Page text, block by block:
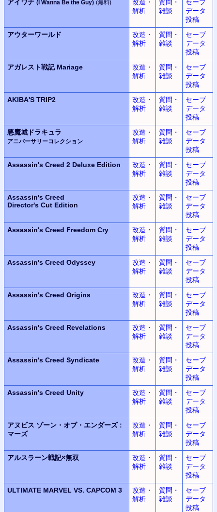
アイワナ (I Wanna Be the Guy) (無料)
改造・
解析
質問・
雑談
セーブ
データ
投稿
アウターワールド
改造・
解析
質問・
雑談
セーブ
データ
投稿
アガレスト戦記 Mariage
改造・
解析
質問・
雑談
セーブ
データ
投稿
AKIBA'S TRIP2
改造・
解析
質問・
雑談
セーブ
データ
投稿
悪魔城ドラキュラ
アニバーサリーコレクション
改造・
解析
質問・
雑談
セーブ
データ
投稿
Assassin's Creed 2 Deluxe Edition
改造・
解析
質問・
雑談
セーブ
データ
投稿
Assassin's Creed
Director's Cut Edition
改造・
解析
質問・
雑談
セーブ
データ
投稿
Assassin's Creed Freedom Cry
改造・
解析
質問・
雑談
セーブ
データ
投稿
Assassin's Creed Odyssey
改造・
解析
質問・
雑談
セーブ
データ
投稿
Assassin's Creed Origins
改造・
解析
質問・
雑談
セーブ
データ
投稿
Assassin's Creed Revelations
改造・
解析
質問・
雑談
セーブ
データ
投稿
Assassin's Creed Syndicate
改造・
解析
質問・
雑談
セーブ
データ
投稿
Assassin's Creed Unity
改造・
解析
質問・
雑談
セーブ
データ
投稿
アヌビス ゾーン・オブ・エンダーズ:
マーズ
改造・
解析
質問・
雑談
セーブ
データ
投稿
アルスラーン戦記×無双
改造・
解析
質問・
雑談
セーブ
データ
投稿
ULTIMATE MARVEL VS. CAPCOM 3
改造・
解析
質問・
雑談
セーブ
データ
投稿